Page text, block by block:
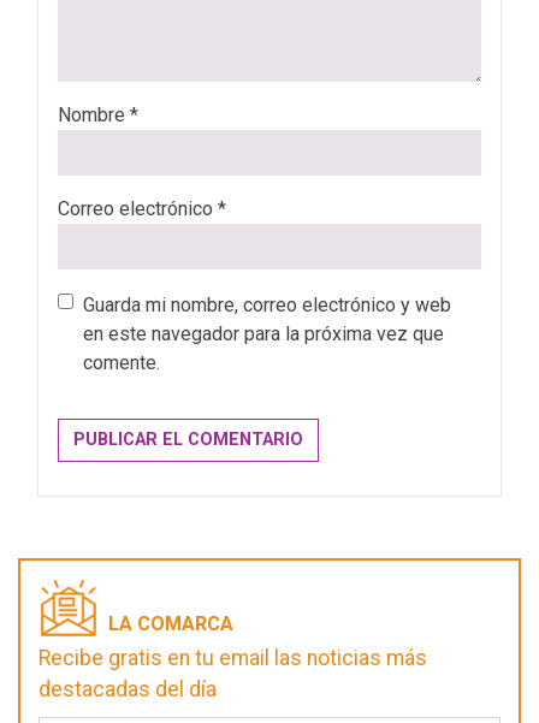
Nombre *
Correo electrónico *
Guarda mi nombre, correo electrónico y web
en este navegador para la próxima vez que
comente.
LA COMARCA
Recibe gratis en tu email las noticias más
destacadas del día